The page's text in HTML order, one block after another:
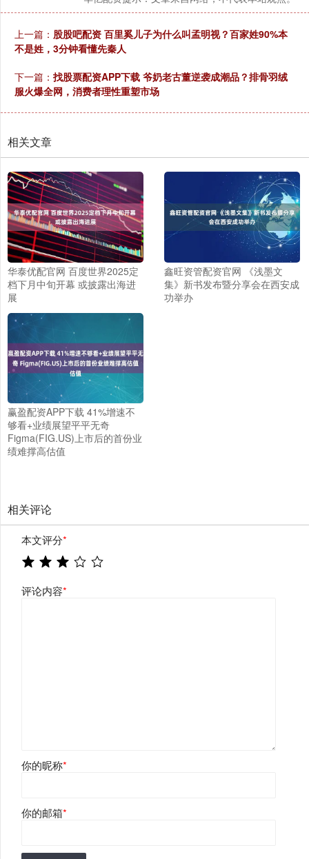
上一篇： 股股吧配资 百里奚儿子为什么叫孟明视？百家姓90%本
不是姓，3分钟看懂先秦人
下一篇： 找股票配资APP下载 爷奶老古董逆袭成潮品？排骨羽绒
服火爆全网，消费者理性重塑市场
相关文章
华泰优配官网 百度世界2025定
档下月中旬开幕 或披露出海进
展
鑫旺资管配资官网 《浅墨文
集》新书发布暨分享会在西安成
功举办
赢盈配资APP下载 41%增速不
够看+业绩展望平平无奇
Figma(FIG.US)上市后的首份业
绩难撑高估值
相关评论
本文评分*
评论内容*
你的昵称*
你的邮箱*